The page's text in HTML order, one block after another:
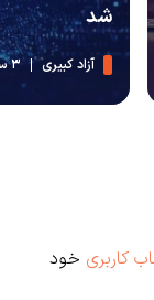
شد
آزاد کبیری 3 ساعت قبل
کاربری خود